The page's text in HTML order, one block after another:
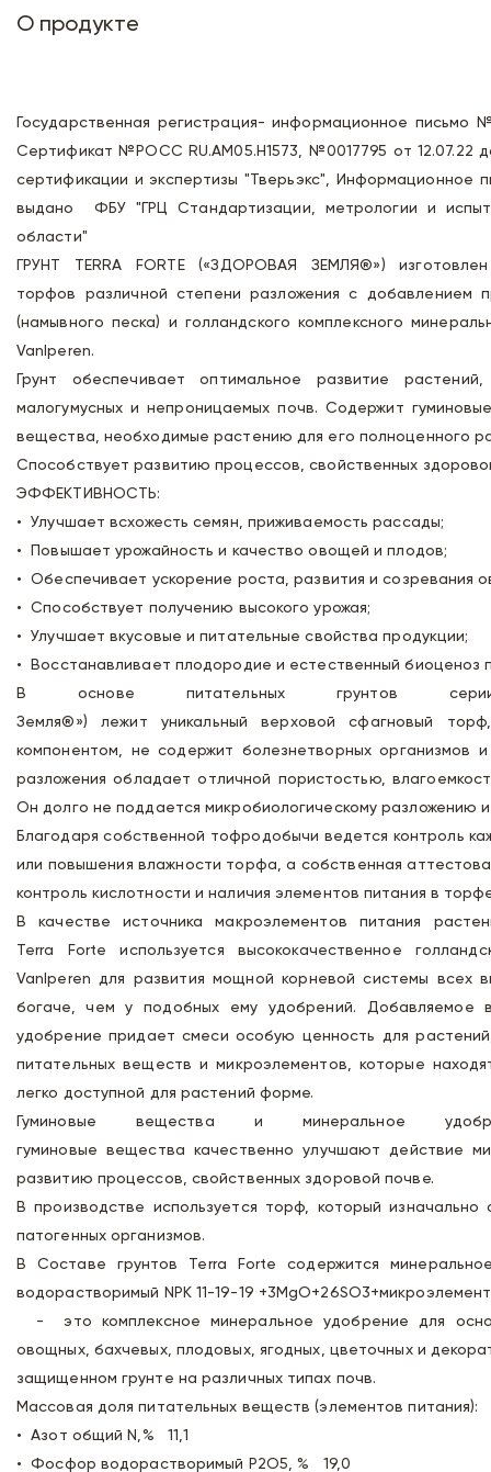
О продукте
Государственная регистрация- информационное
Сертификат №РОСС RU.АМ05.Н1573, №0017795 от 12.07.22
сертификации и экспертизы "Тверьэкс", Информационное
выдано ФБУ "ГРЦ Стандартизации, метрологии и
области"
ГРУНТ TERRA FORTE («ЗДОРОВАЯ ЗЕМЛЯ®»)
торфов различной степени разложения с добавлением
(намывного песка) и голландского комплексного
VanIperen.
Грунт обеспечивает оптимальное развитие
малогумусных и непроницаемых почв. Содержит
вещества, необходимые растению для его полноценного
Способствует развитию процессов, свойственных
ЭФФЕКТИВНОСТЬ:
• Улучшает всхожесть семян, приживаемость рассады;
• Повышает урожайность и качество овощей и плодов;
• Обеспечивает ускорение роста, развития и созревания
• Способствует получению высокого урожая;
• Улучшает вкусовые и питательные свойства продукции;
• Восстанавливает плодородие и естественный биоценоз
В основе питательных грунтов
Земля®») лежит уникальный верховой сфагновый
компонентом, не содержит болезнетворных организмов
разложения обладает отличной пористостью,
Он долго не поддается микробиологическому разложению и
Благодаря собственной тофродобычи ведется контроль
или повышения влажности торфа, а собственная
контроль кислотности и наличия элементов питания в
В качестве источника макроэлементов питания
Terra Forte используется высококачественное
VanIperen для развития мощной корневой системы всех
богаче, чем у подобных ему удобрений. Добавляемое в
удобрение придает смеси особую ценность для
питательных веществ и микроэлементов, которые
легко доступной для растений форме.
Гуминовые вещества и минеральное
гуминовые вещества качественно улучшают действие
развитию процессов, свойственных здоровой почве.
В производстве используется торф, который
патогенных организмов.
В Составе грунтов Terra Forte содержится
водорастворимый NPK 11-19-19
- это комплексное минеральное удобрение для
овощных, бахчевых, плодовых, ягодных, цветочных и
защищенном грунте на различных типах почв.
Массовая доля питательных веществ (элементов питания):
• Азот общий N,% 11,1
• Фосфор водорастворимый P2O5, % 19,0